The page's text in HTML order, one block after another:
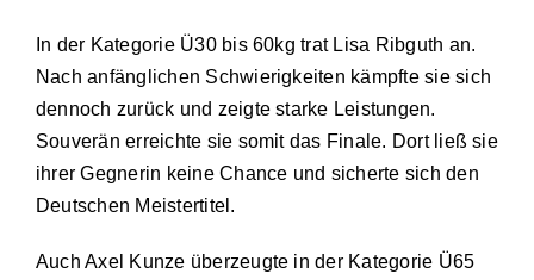
In der Kategorie Ü30 bis 60kg trat Lisa Ribguth an.
Nach anfänglichen Schwierigkeiten kämpfte sie sich
dennoch zurück und zeigte starke Leistungen.
Souverän erreichte sie somit das Finale. Dort ließ sie
ihrer Gegnerin keine Chance und sicherte sich den
Deutschen Meistertitel.
Auch Axel Kunze überzeugte in der Kategorie Ü65